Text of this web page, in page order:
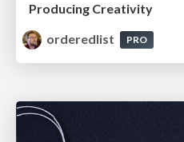
Producing Creativity
orderedlist
PRO